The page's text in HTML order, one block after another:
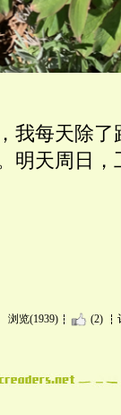
我每天除
明天周日
浏览(1939) (2)